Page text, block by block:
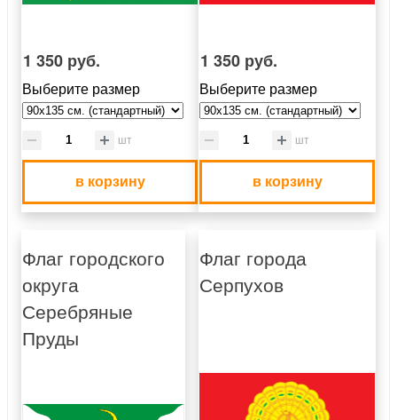
1 350 руб.
Выберите размер
шт
в корзину
1 350 руб.
Выберите размер
шт
в корзину
Флаг городского
округа
Серебряные
Пруды
Флаг города
Серпухов